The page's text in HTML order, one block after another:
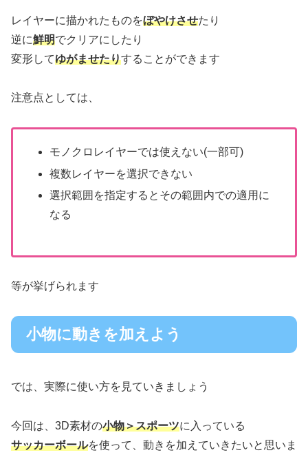
レイヤーに描かれたものをぼやけさせたり
逆に鮮明でクリアにしたり
変形してゆがませたりすることができます
注意点としては、
モノクロレイヤーでは使えない(一部可)
複数レイヤーを選択できない
選択範囲を指定するとその範囲内での適用に
なる
等が挙げられます
小物に動きを加えよう
では、実際に使い方を見ていきましょう
今回は、3D素材の小物＞スポーツに入っている
サッカーボールを使って、動きを加えていきたいと思いま